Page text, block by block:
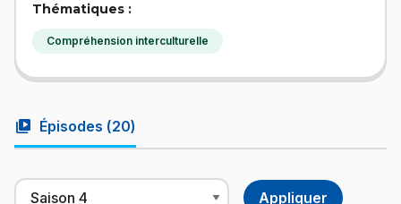
Thématiques :
Compréhension interculturelle
video_library Épisodes (20)